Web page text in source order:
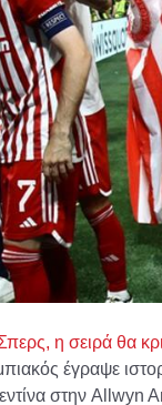
η σειρά θα
έγραψε
στην